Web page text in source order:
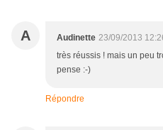
A Audinette 23/09/2013
très réussis ! mais un peu
pense :-)
Répondre